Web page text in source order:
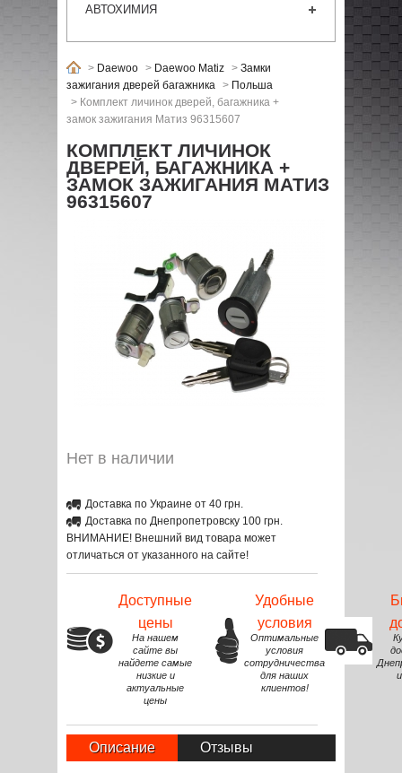
АВТОХИМИЯ
> Daewoo > Daewoo Matiz > Замки
зажигания дверей багажника > Польша
> Комплект личинок дверей, багажника +
замок зажигания Матиз 96315607
КОМПЛЕКТ ЛИЧИНОК
ДВЕРЕЙ, БАГАЖНИКА +
ЗАМОК ЗАЖИГАНИЯ МАТИЗ
96315607
Нет в наличии
Доставка по Украине от 40 грн.
Доставка по Днепропетровску 100 грн.
ВНИМАНИЕ! Внешний вид товара может
отличаться от указанного на сайте!
Доступные
цены
На нашем
сайте вы
найдете самые
низкие и
актуальные
цены
Удобные
условия
Оптимальные
условия
сотрудничества
для наших
клиентов!
Описание Отзывы